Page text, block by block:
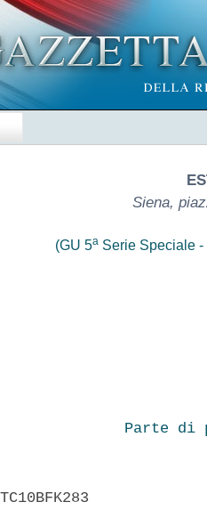
Siena,
(GU 5aSerie Speciale -
Parte di